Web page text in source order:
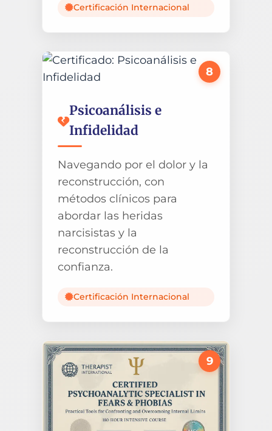
Certificación Internacional
8
Psicoanálisis e
Infidelidad
Navegando por el dolor y la
reconstrucción, con
métodos clínicos para
abordar las heridas
narcisistas y la
reconstrucción de la
confianza.
Certificación Internacional
9